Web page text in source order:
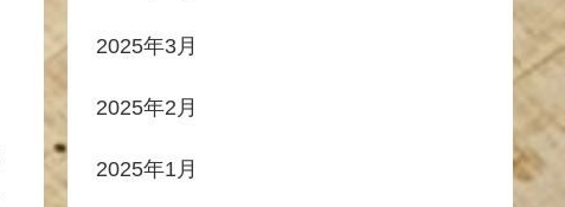
2025年3月
2025年2月
2025年1月